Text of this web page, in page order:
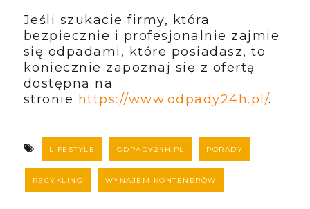
Jeśli szukacie firmy, która
bezpiecznie i profesjonalnie zajmie
się odpadami, które posiadasz, to
koniecznie zapoznaj się z ofertą
dostępną na
stronie https://www.odpady24h.pl/.
LIFESTYLE ODPADY24H.PL PORADY
RECYKLING WYNAJEM KONTENERÓW